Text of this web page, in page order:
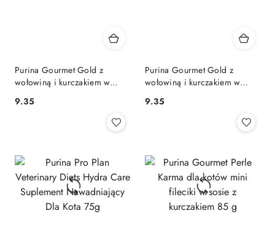
Purina Gourmet Gold z
wołowiną i kurczakiem w
Cena:
9.35
Purina Gourmet Gold z
wołowiną i kurczakiem w
Cena:
9.35